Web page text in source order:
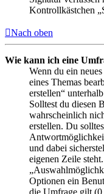
Kontrollkästchen
Nach oben
Wie kann ich eine
Wenn du ein
eines Themas
erstellen“
Solltest du diesen
wahrscheinlich
erstellen. Du
und dabei
eigenen Zeile
Optionen ein
die Umfrage gilt (0